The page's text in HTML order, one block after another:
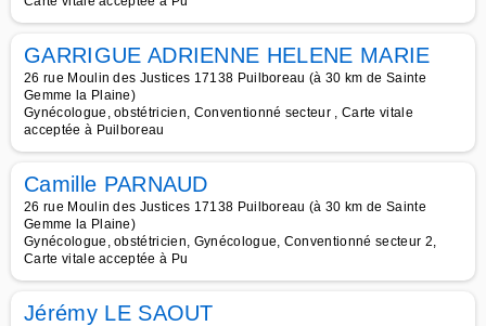
GARRIGUE ADRIENNE HELENE MARIE
26 rue Moulin des Justices 17138 Puilboreau (à 30 km de Sainte
Gemme la Plaine)
Gynécologue, obstétricien, Conventionné secteur , Carte vitale
acceptée à Puilboreau
Camille PARNAUD
26 rue Moulin des Justices 17138 Puilboreau (à 30 km de Sainte
Gemme la Plaine)
Gynécologue, obstétricien, Gynécologue, Conventionné secteur 2,
Carte vitale acceptée à Pu
Jérémy LE SAOUT